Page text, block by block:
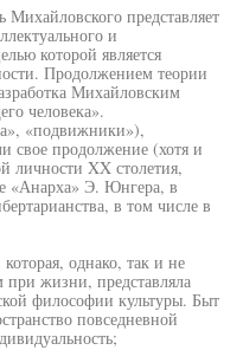
Михайловского представляет
и
которой является
Продолжением теории
Михайловским
человека».
«подвижники»),
продолжение (хотя и
личности XX столетия,
«Анарха» Э. Юнгера, в
в том числе в
однако, так и не
при жизни, представляла
философии культуры. Быт
повседневной